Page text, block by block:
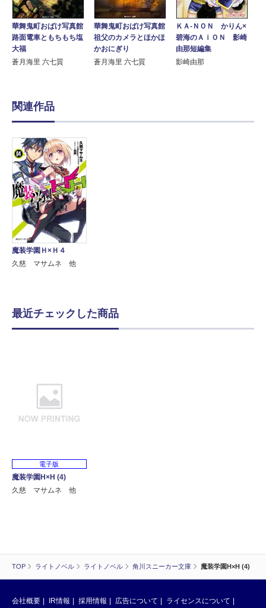
TOP ライトノベル ライトノベル 角川スニーカー文庫 魔装学園H×H (4)
華舞鬼町おばけ写真館
路面電車ともちもち塩
大福
蒼月海里 六七質
華舞鬼町おばけ写真館
祖父のカメラとほかほ
かおにぎり
蒼月海里 六七質
ＫＡ‐ＮＯＮ かりん×
碧海のＡｉＯＮ 影崎
由那短編集
影崎由那
関連作品
魔装学園Ｈ×Ｈ４
久慈 マサムネ 他
最近チェックした商品
電子版
魔装学園H×H (4)
久慈 マサムネ 他
会社概要 IR情報 採用情報 広告について ライセンスについて